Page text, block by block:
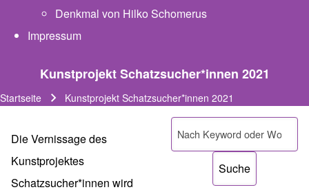
Denkmal von Hilko Schomerus
Impressum
Kunstprojekt Schatzsucher*innen 2021
Startseite Kunstprojekt Schatzsucher*innen 2021
Die Vernissage des
Kunstprojektes
Schatzsucher*innen wird
Suche